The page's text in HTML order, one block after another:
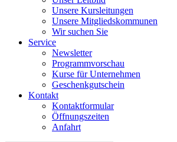
Unsere Kursleitungen
Unsere Mitgliedskommunen
Wir suchen Sie
Service
Newsletter
Programmvorschau
Kurse für Unternehmen
Geschenkgutschein
Kontakt
Kontaktformular
Öffnungszeiten
Anfahrt